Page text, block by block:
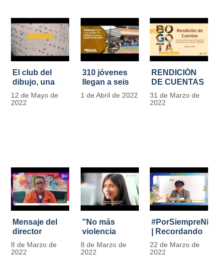
El club del
dibujo, una
apuesta para
formar
12 de Mayo de
2022
310 jóvenes
llegan a seis
unidades del
IDIPRON con
1 de Abril de 2022
RENDICIÓN
DE CUENTAS
IDIPRON |
Vigencia 2021
31 de Marzo de
2022
Mensaje del
director
Carlos Marín |
Día
8 de Marzo de
2022
"No más
violencia
contra la
mujer" | 8
8 de Marzo de
2022
| Recordando
al Padre
Javier de
22 de Marzo de
2022